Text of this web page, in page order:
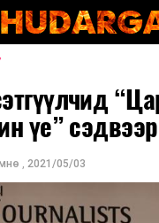
үе”
, 2021/05/03